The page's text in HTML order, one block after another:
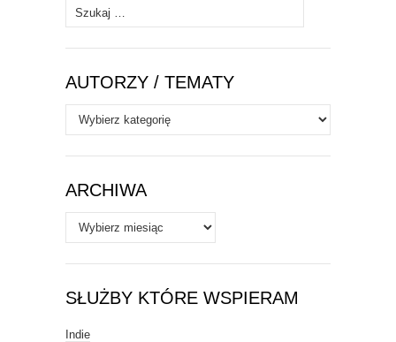
Szukaj:
AUTORZY / TEMATY
Autorzy
/
Tematy
ARCHIWA
Archiwa
SŁUŻBY KTÓRE WSPIERAM
Indie